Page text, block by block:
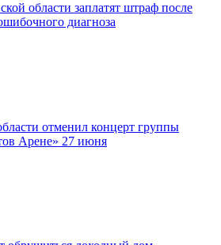
области заплатят штраф после
диагноза
отменил концерт группы
Арене» 27 июня